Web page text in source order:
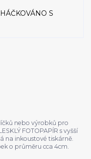
nebo výrobků pro
FOTOPAPÍR s vyšší
na inkoustové tiskárně.
o průměru cca 4cm.